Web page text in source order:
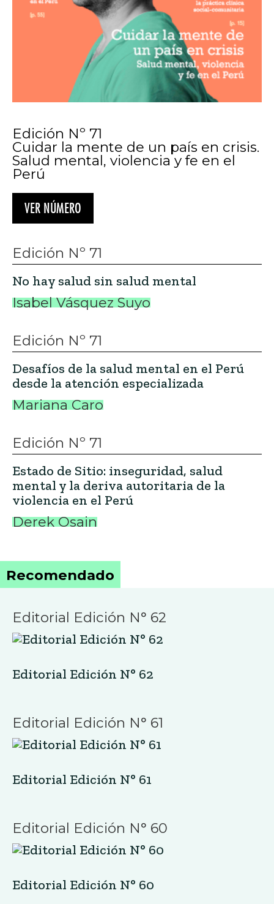
Edición Nº 71
Cuidar la mente de un país en crisis.
Salud mental, violencia y fe en el
Perú
VER NÚMERO
Edición Nº 71
No hay salud sin salud mental
Isabel Vásquez Suyo
Edición Nº 71
Desafíos de la salud mental en el Perú
desde la atención especializada
Mariana Caro
Edición Nº 71
Estado de Sitio: inseguridad, salud
mental y la deriva autoritaria de la
violencia en el Perú
Derek Osain
Recomendado
Editorial Edición N° 62
Editorial Edición N° 62
Editorial Edición N° 61
Editorial Edición N° 61
Editorial Edición N° 60
Editorial Edición N° 60